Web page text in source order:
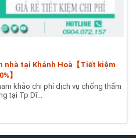
nhà tại Khánh Hoà【Tiết kiệm
】
khảo chi phí dịch vụ chống thấm
tại Tp Dĩ...